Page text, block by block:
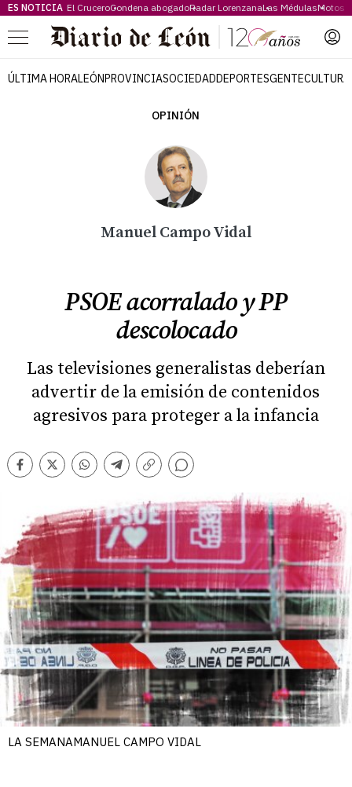
ES NOTICIA El CruceroCondena abogadoRadar LorenzanaLas MédulasMotos
Menú
ÚLTIMA HORALEÓNPROVINCIASOCIEDADDEPORTESGENTECULTURA
OPINIÓN
Manuel Campo Vidal
PSOE acorralado y PP
descolocado
Las televisiones generalistas deberían
advertir de la emisión de contenidos
agresivos para proteger a la infancia
Facebook
TwitterWhatsappTelegram
Copiar
Comentarios
LA SEMANAMANUEL CAMPO VIDAL